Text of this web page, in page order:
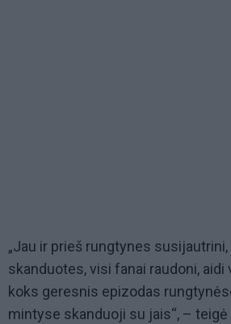
„Jau ir prieš rungtynes susijautrini,
skanduotes, visi fanai raudoni, aidi
koks geresnis epizodas
mintyse skanduoji su jais“, – teigė